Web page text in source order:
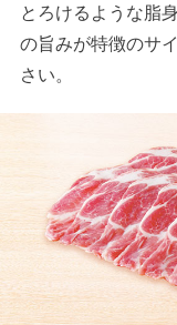
とろけるような脂
の旨みが特徴のサ
さい。